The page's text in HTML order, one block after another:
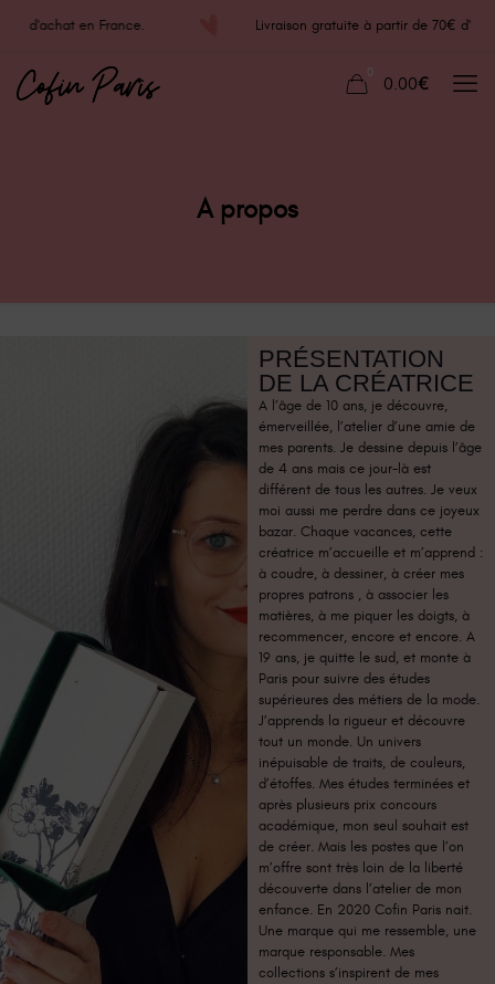
d'achat en France. Livraison gratuite à partir de 70€
0
0.00€
A propos
PRÉSENTATION
DE LA CRÉATRICE
A l’âge de 10 ans, je découvre,
émerveillée, l’atelier d’une amie de
mes parents. Je dessine depuis l’âge
de 4 ans mais ce jour-là est
différent de tous les autres. Je veux
moi aussi me perdre dans ce joyeux
bazar. Chaque vacances, cette
créatrice m’accueille et m’apprend :
à coudre, à dessiner, à créer mes
propres patrons , à associer les
matières, à me piquer les doigts, à
recommencer, encore et encore. A
19 ans, je quitte le sud, et monte à
Paris pour suivre des études
supérieures des métiers de la mode.
J’apprends la rigueur et découvre
tout un monde. Un univers
inépuisable de traits, de couleurs,
d’étoffes. Mes études terminées et
après plusieurs prix concours
académique, mon seul souhait est
de créer. Mais les postes que l’on
m’offre sont très loin de la liberté
découverte dans l’atelier de mon
enfance. En 2020 Cofin Paris nait.
Une marque qui me ressemble, une
marque responsable. Mes
collections s’inspirent de mes